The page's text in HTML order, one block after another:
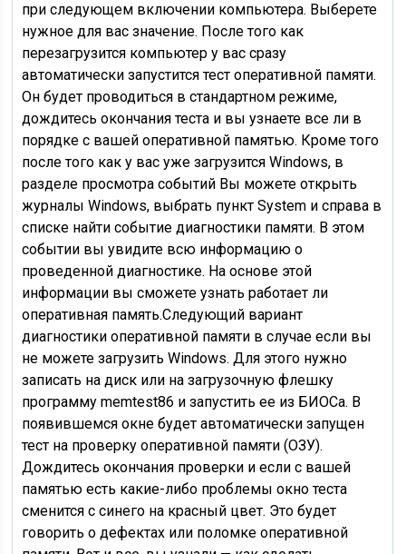
при следующем включении компьютера. Выберете
нужное для вас значение. После того как
перезагрузится компьютер у вас сразу
автоматически запустится тест оперативной памяти.
Он будет проводиться в стандартном режиме,
дождитесь окончания теста и вы узнаете все ли в
порядке с вашей оперативной памятью. Кроме того
после того как у вас уже загрузится Windows, в
разделе просмотра событий Вы можете открыть
журналы Windows, выбрать пункт System и справа в
списке найти событие диагностики памяти. В этом
событии вы увидите всю информацию о
проведенной диагностике. На основе этой
информации вы сможете узнать работает ли
оперативная память.Следующий вариант
диагностики оперативной памяти в случае если вы
не можете загрузить Windows. Для этого нужно
записать на диск или на загрузочную флешку
программу memtest86 и запустить ее из БИОСа. В
появившемся окне будет автоматически запущен
тест на проверку оперативной памяти (ОЗУ).
Дождитесь окончания проверки и если с вашей
памятью есть какие-либо проблемы окно теста
сменится с синего на красный цвет. Это будет
говорить о дефектах или поломке оперативной